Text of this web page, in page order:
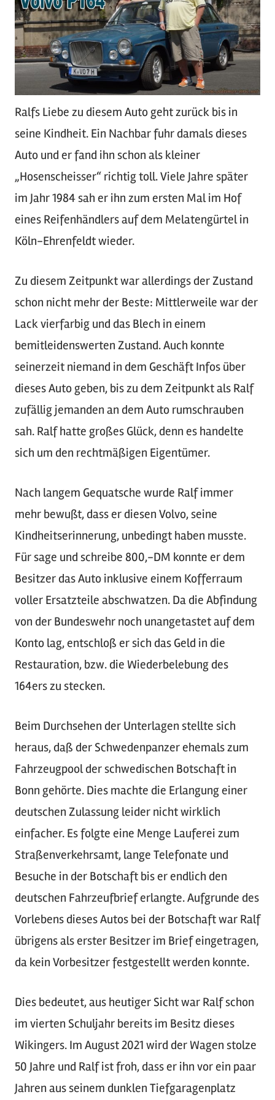
Ralfs Liebe zu diesem Auto geht zurück bis in
seine Kindheit. Ein Nachbar fuhr damals dieses
Auto und er fand ihn schon als kleiner
„Hosenscheisser“ richtig toll. Viele Jahre später
im Jahr 1984 sah er ihn zum ersten Mal im Hof
eines Reifenhändlers auf dem Melatengürtel in
Köln-Ehrenfeldt wieder.
Zu diesem Zeitpunkt war allerdings der Zustand
schon nicht mehr der Beste: Mittlerweile war der
Lack vierfarbig und das Blech in einem
bemitleidenswerten Zustand. Auch konnte
seinerzeit niemand in dem Geschäft Infos über
dieses Auto geben, bis zu dem Zeitpunkt als Ralf
zufällig jemanden an dem Auto rumschrauben
sah. Ralf hatte großes Glück, denn es handelte
sich um den rechtmäßigen Eigentümer.
Nach langem Gequatsche wurde Ralf immer
mehr bewußt, dass er diesen Volvo, seine
Kindheitserinnerung, unbedingt haben musste.
Für sage und schreibe 800,-DM konnte er dem
Besitzer das Auto inklusive einem Kofferraum
voller Ersatzteile abschwatzen. Da die Abfindung
von der Bundeswehr noch unangetastet auf dem
Konto lag, entschloß er sich das Geld in die
Restauration, bzw. die Wiederbelebung des
164ers zu stecken.
Beim Durchsehen der Unterlagen stellte sich
heraus, daß der Schwedenpanzer ehemals zum
Fahrzeugpool der schwedischen Botschaft in
Bonn gehörte. Dies machte die Erlangung einer
deutschen Zulassung leider nicht wirklich
einfacher. Es folgte eine Menge Lauferei zum
Straßenverkehrsamt, lange Telefonate und
Besuche in der Botschaft bis er endlich den
deutschen Fahrzeufbrief erlangte. Aufgrunde des
Vorlebens dieses Autos bei der Botschaft war Ralf
übrigens als erster Besitzer im Brief eingetragen,
da kein Vorbesitzer festgestellt werden konnte.
Dies bedeutet, aus heutiger Sicht war Ralf schon
im vierten Schuljahr bereits im Besitz dieses
Wikingers. Im August 2021 wird der Wagen stolze
50 Jahre und Ralf ist froh, dass er ihn vor ein paar
Jahren aus seinem dunklen Tiefgaragenplatz